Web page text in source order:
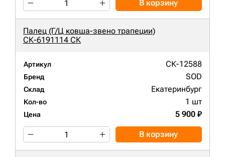
В корзину
Палец (Г/Ц ковша-звено трапеции)
СК-6191114 СК
Артикул СК-12588
Бренд SOD
Склад Екатеринбург
Кол-во 1 шт
Цена 5 900 ₽
В корзину